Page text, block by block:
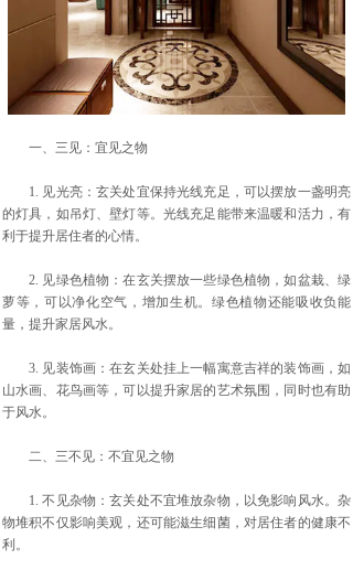
一、三见：宜见之物
1. 见光亮：玄关处宜保持光线充足，可以摆放一盏明亮
的灯具，如吊灯、壁灯等。光线充足能带来温暖和活力，有
利于提升居住者的心情。
2. 见绿色植物：在玄关摆放一些绿色植物，如盆栽、绿
萝等，可以净化空气，增加生机。绿色植物还能吸收负能
量，提升家居风水。
3. 见装饰画：在玄关处挂上一幅寓意吉祥的装饰画，如
山水画、花鸟画等，可以提升家居的艺术氛围，同时也有助
于风水。
二、三不见：不宜见之物
1. 不见杂物：玄关处不宜堆放杂物，以免影响风水。杂
物堆积不仅影响美观，还可能滋生细菌，对居住者的健康不
利。